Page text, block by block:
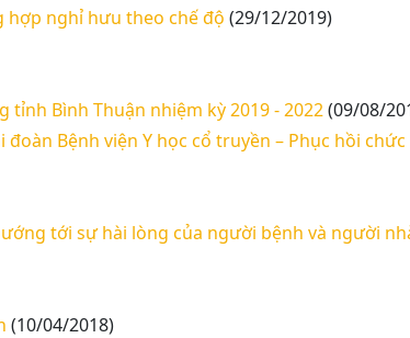
hợp nghỉ hưu theo chế độ (29/12/2019)
tỉnh Bình Thuận nhiệm kỳ 2019 - 2022(09/08/
Bệnh viện Y học cổ truyền – Phục hồi
tới sự hài lòng của người bệnh và người
(10/04/2018)